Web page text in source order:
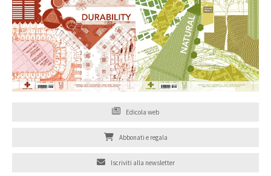
Edicola web
Abbonati e regala
Iscriviti alla newsletter